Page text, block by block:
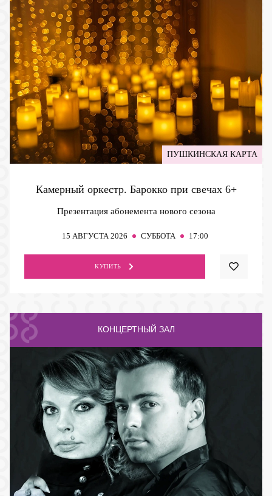
ПУШКИНСКАЯ КАРТА
Камерный оркестр. Барокко при свечах 6+
Презентация абонемента нового сезона
15 АВГУСТА 2026 СУББОТА 17:00
КУПИТЬ
КОНЦЕРТНЫЙ ЗАЛ